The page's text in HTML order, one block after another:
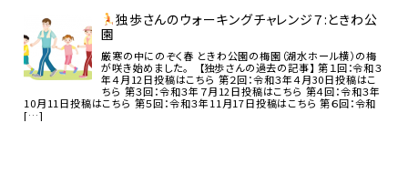
独歩さんのウォーキングチャレンジ７:ときわ公
園
厳寒の中にのぞく春 ときわ公園の梅園（湖水ホール横）の梅
が咲き始めました。 【独歩さんの過去の記事】 第１回：令和３
年４月12日投稿はこちら 第２回：令和３年４月30日投稿はこ
ちら 第３回：令和３年７月12日投稿はこちら 第４回：令和３年
10月11日投稿はこちら 第５回：令和３年11月17日投稿はこちら 第６回：令和
[…]